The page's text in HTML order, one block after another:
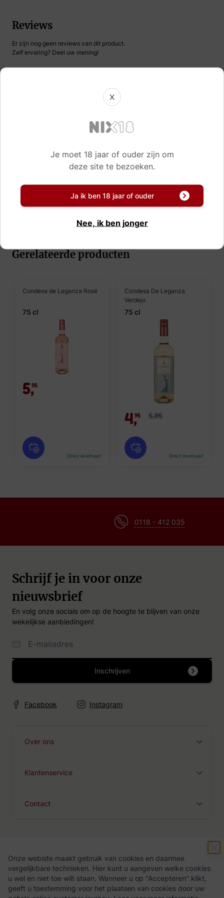
Onze website maakt gebruik van cookies en daarmee
vergelijkbare technieken. Hier kunt u aangeven welke cookies
u wel en niet toe wilt staan. Wanneer u op "Accepteren" klikt,
geeft u toestemming voor het plaatsen van cookies door uw
Reviews
Er zijn nog geen reviews van dit product.
Zelf ervaring? Deel uw mening!
Gerelateerde producten
Condesa de Leganza Rosé
75 cl
5,95
Direct leverbaar!
Condesa De Leganza
Verdejo
75 cl
4,95 5,95
Direct leverbaar!
0118 - 412 035
Schrijf je in voor onze
nieuwsbrief
En volg onze socials om op de hoogte te blijven van onze
wekelijkse aanbiedingen!
Inschrijven
Facebook Instagram
Over ons
Klantenservice
Contact
Algemene voorwaarden Privacy Policy
X
Je moet 18 jaar of ouder zijn om
deze site te bezoeken.
Ja ik ben 18 jaar of ouder
Nee, ik ben jonger